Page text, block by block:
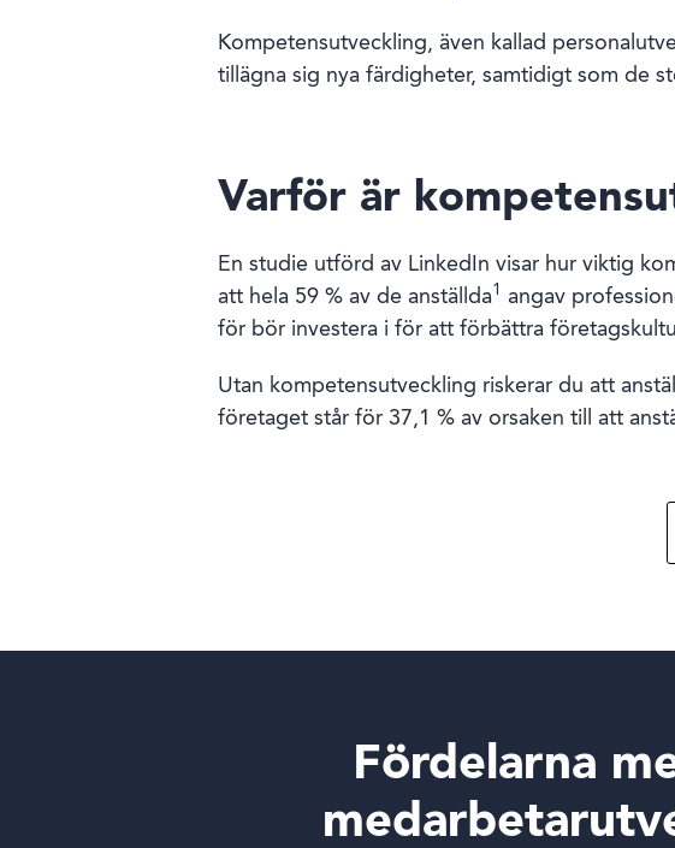
Kompetensutveckling, även kallad
tillägna sig nya färdigheter, samtidigt som de
Varför är
En studie utförd av LinkedIn visar hur viktig
att hela 59 % av de anställda1
angav
för bör investera i för att förbättra
Utan kompetensutveckling riskerar du att
företaget står för 37,1 % av orsaken till att
Fördelarna